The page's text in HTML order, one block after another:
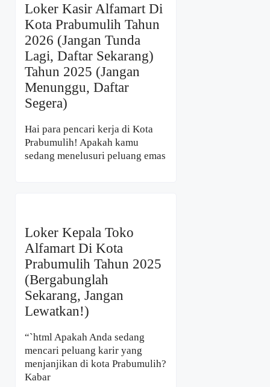
Loker Kasir Alfamart Di
Kota Prabumulih Tahun
2026 (Jangan Tunda
Lagi, Daftar Sekarang)
Tahun 2025 (Jangan
Menunggu, Daftar
Segera)
Hai para pencari kerja di Kota
Prabumulih! Apakah kamu
sedang menelusuri peluang emas
Loker Kepala Toko
Alfamart Di Kota
Prabumulih Tahun 2025
(Bergabunglah
Sekarang, Jangan
Lewatkan!)
“`html Apakah Anda sedang
mencari peluang karir yang
menjanjikan di kota Prabumulih?
Kabar